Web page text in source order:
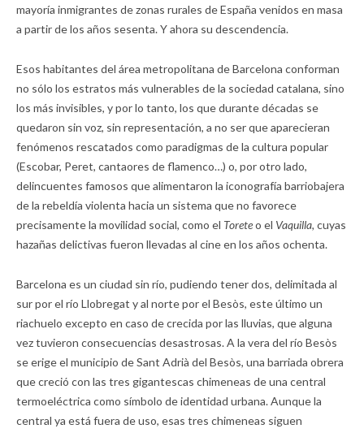
mayoría inmigrantes de zonas rurales de España venidos en masa
a partir de los años sesenta. Y ahora su descendencia.
Esos habitantes del área metropolitana de Barcelona conforman
no sólo los estratos más vulnerables de la sociedad catalana, sino
los más invisibles, y por lo tanto, los que durante décadas se
quedaron sin voz, sin representación, a no ser que aparecieran
fenómenos rescatados como paradigmas de la cultura popular
(Escobar, Peret, cantaores de flamenco…) o, por otro lado,
delincuentes famosos que alimentaron la iconografía barriobajera
de la rebeldía violenta hacia un sistema que no favorece
precisamente la movilidad social, como el Toreteo el Vaquilla, cuyas
hazañas delictivas fueron llevadas al cine en los años ochenta.
Barcelona es un ciudad sin río, pudiendo tener dos, delimitada al
sur por el río Llobregat y al norte por el Besòs, este último un
riachuelo excepto en caso de crecida por las lluvias, que alguna
vez tuvieron consecuencias desastrosas. A la vera del río Besòs
se erige el municipio de Sant Adrià del Besòs, una barriada obrera
que creció con las tres gigantescas chimeneas de una central
termoeléctrica como símbolo de identidad urbana. Aunque la
central ya está fuera de uso, esas tres chimeneas siguen